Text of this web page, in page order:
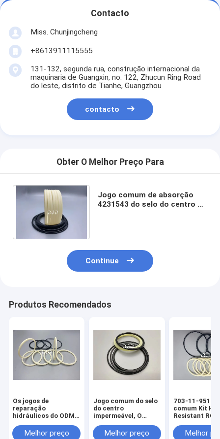
Contacto
Miss. Chunjingcheng
+8613911115555
131-132, segunda rua, construção internacional da
maquinaria de Guangxin, no. 122, Zhucun Ring Road
do leste, distrito de Tianhe, Guangzhou
contacto
Obter O Melhor Preço Para
Jogo comum de absorção
4231543 do selo do centro da
Continue
Produtos Recomendados
Os jogos de
reparação
hidráulicos do ODM,
borracha da
Melhor preço
Jogo comum do selo
do centro
impermeável, O
borracha Ring focas
Melhor preço
703-11-95120
comum Kit
Resistant ROI
Replacement
Melhor